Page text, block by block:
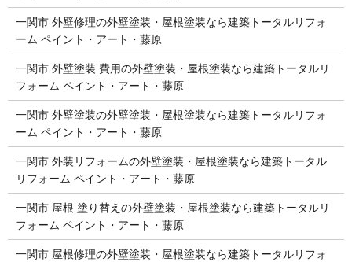
一関市 外壁修理の外壁塗装・屋根塗装なら建築トータルリフォ
ーム ペイント・アート・藤原
一関市 外壁塗装 費用の外壁塗装・屋根塗装なら建築トータルリ
フォーム ペイント・アート・藤原
一関市 外壁塗装の外壁塗装・屋根塗装なら建築トータルリフォ
ーム ペイント・アート・藤原
一関市 外装リフォームの外壁塗装・屋根塗装なら建築トータル
リフォーム ペイント・アート・藤原
一関市 屋根 塗り替えの外壁塗装・屋根塗装なら建築トータルリ
フォーム ペイント・アート・藤原
一関市 屋根修理の外壁塗装・屋根塗装なら建築トータルリフォ